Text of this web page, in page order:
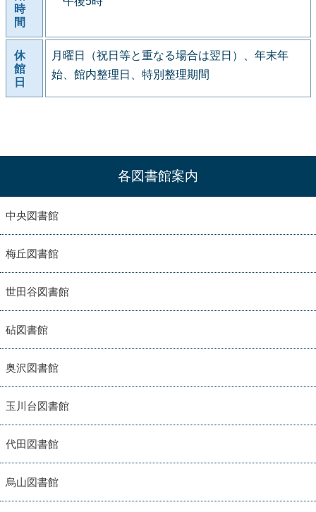
時
間
休
館
日
月曜日（祝日等と重なる場合は翌日）、年末年
始、館内整理日、特別整理期間
各図書館案内
中央図書館
梅丘図書館
世田谷図書館
砧図書館
奥沢図書館
玉川台図書館
代田図書館
烏山図書館